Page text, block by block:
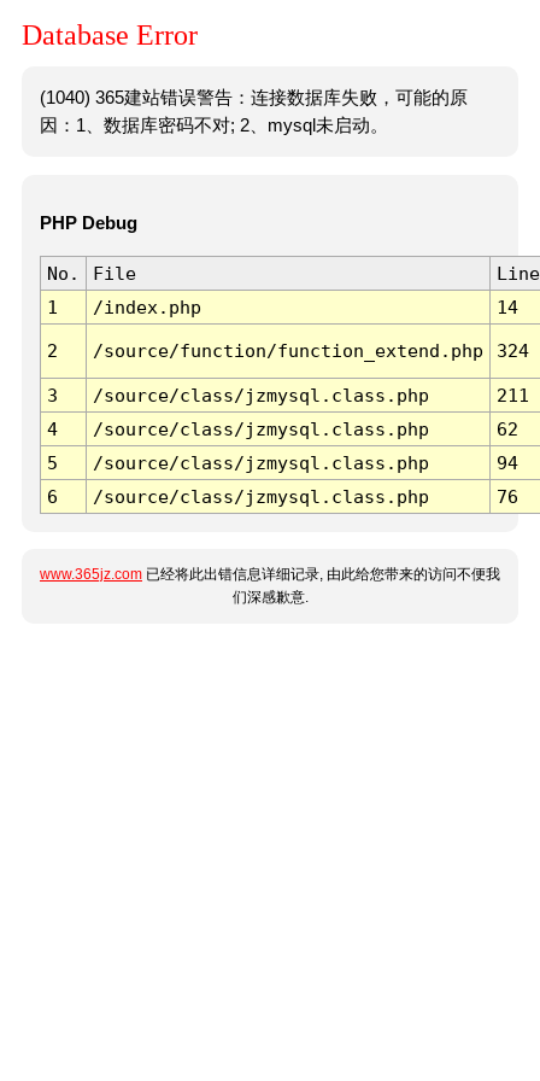
Database Error
(1040) 365建站错误警告：连接数据库失败，可能的原
因：1、数据库密码不对; 2、mysql未启动。
PHP Debug
No. File
Line
1
/index.php 14
2 /source/function/function_extend.php 324
3 /source/class/jzmysql.class.php
211
4
/source/class/jzmysql.class.php
62
5
/source/class/jzmysql.class.php
94
6
/source/class/jzmysql.class.php 76
www.365jz.com 已经将此出错信息详细记录, 由此给您带来的访问不便我
们深感歉意.